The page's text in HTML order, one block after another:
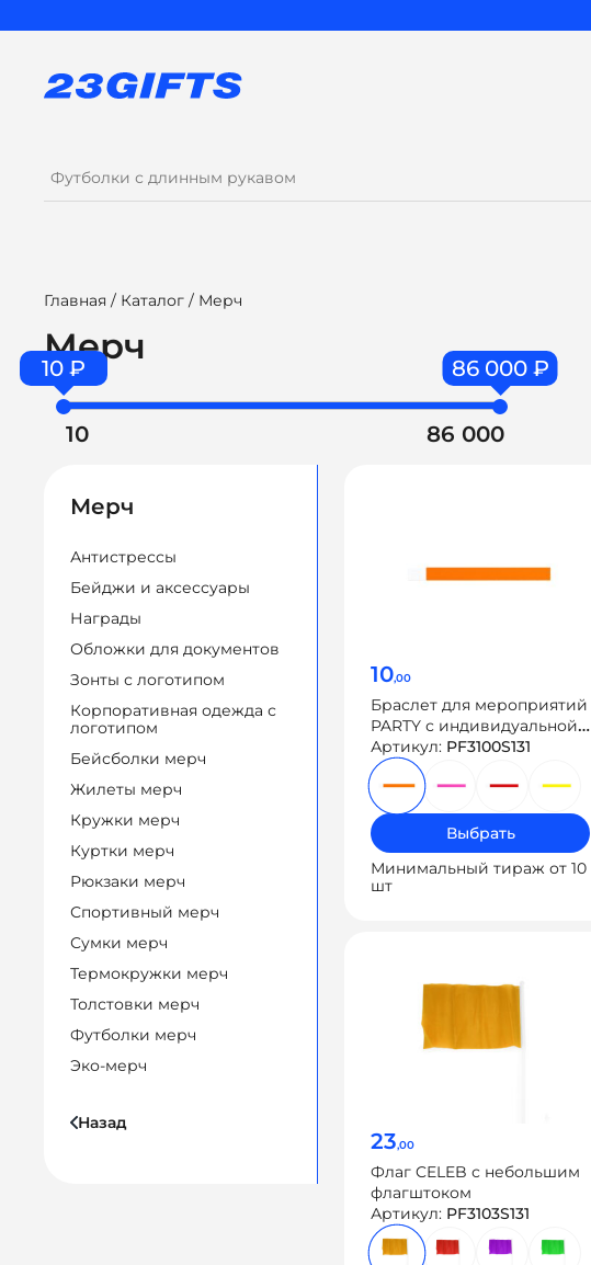
Главная / Каталог / Мерч
Мерч
10 ₽ 86 000 ₽
10 86 000
Мерч
Антистрессы
Бейджи и аксессуары
Награды
Обложки для документов
Зонты с логотипом
Корпоративная одежда с
логотипом
Бейсболки мерч
Жилеты мерч
Кружки мерч
Куртки мерч
Рюкзаки мерч
Спортивный мерч
Сумки мерч
Термокружки мерч
Толстовки мерч
Футболки мерч
Эко-мерч
Назад
10,00
Браслет для мероприятий
PARTY с индивидуальной
нумерацией
Артикул: PF3100S131
Выбрать
Минимальный тираж от 10
шт
23,00
Флаг CELEB с небольшим
флагштоком
Артикул: PF3103S131